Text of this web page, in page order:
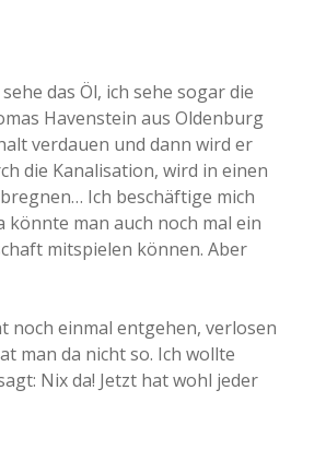
das Öl, ich sehe sogar die
Havenstein aus Oldenburg
verdauen und dann wird er
die Kanalisation, wird in einen
Ich beschäftige mich
könnte man auch noch mal ein
mitspielen können. Aber
noch einmal entgehen, verlosen
man da nicht so. Ich wollte
Nix da! Jetzt hat wohl jeder